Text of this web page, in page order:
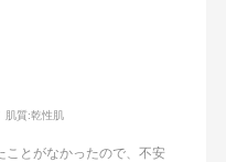
肌質:乾性肌
ことがなかったので、不安